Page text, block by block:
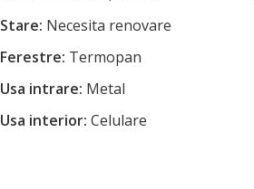
Stare: Necesita renovare
Ferestre: Termopan
Usa intrare: Metal
Usa interior: Celulare